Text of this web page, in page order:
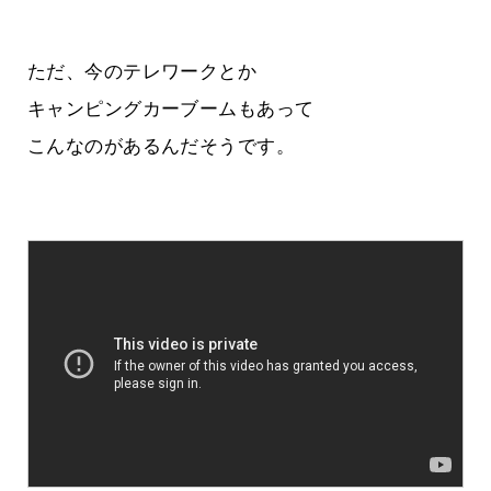
ただ、今のテレワークとか
キャンピングカーブームもあって
こんなのがあるんだそうです。